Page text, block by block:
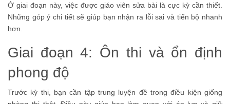
Ở giai đoạn này, việc được giáo viên sửa bài là cực kỳ cần thiết.
Những góp ý chi tiết sẽ giúp bạn nhận ra lỗi sai và tiến bộ nhanh
hơn.
Giai đoạn 4: Ôn thi và ổn định
phong độ
Trước kỳ thi, bạn cần tập trung luyện đề trong điều kiện giống